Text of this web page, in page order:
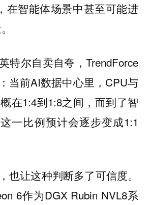
在智能体场景中甚至可能进
特尔自卖自夸，TrendForce
当前AI数据中心里，CPU与
在1:4到1:8之间，而到了智
一比例预计会逐步变成1:1
也让这种判断多了可信度。
6作为DGX Rubin NVL8系